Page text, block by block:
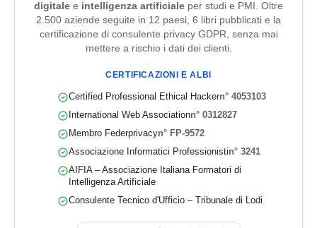
digitale e intelligenza artificiale per studi e PMI. Oltre
2.500 aziende seguite in 12 paesi, 6 libri pubblicati e la
certificazione di consulente privacy GDPR, senza mai
mettere a rischio i dati dei clienti.
CERTIFICAZIONI E ALBI
Certified Professional Ethical Hackern° 4053103
International Web Associationn° 0312827
Membro Federprivacyn° FP-9572
Associazione Informatici Professionistin° 3241
AIFIA – Associazione Italiana Formatori di
Intelligenza Artificiale
Consulente Tecnico d'Ufficio – Tribunale di Lodi